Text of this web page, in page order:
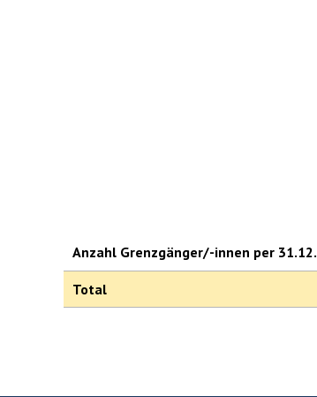
Anzahl Grenzgänger/-innen per 31.12.
Total